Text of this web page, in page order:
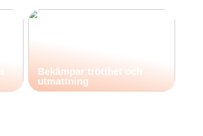
Bekämpar trötthet och
utmattning